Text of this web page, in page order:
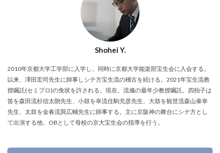
Shohei Y.
2010年京都大学工学部に入学し、同時に京都大学能楽部宝生会に入会する。
以来、澤田宏司先生に師事しシテ方宝生流の稽古を続ける。2021年宝生流教
授嘱託(セミプロ)の免状を許される。現在、流儀の最年少教授嘱託。四拍子は
笛を森田流杉信太朗先生、小鼓を幸流住駒充彦先生、大鼓を観世流森山泰幸
先生、太鼓を金春流巽広輔先生に師事する。主に京阪神の舞台にシテ方とし
て出演する他、OBとして母校の京大宝生会の指導を行う。